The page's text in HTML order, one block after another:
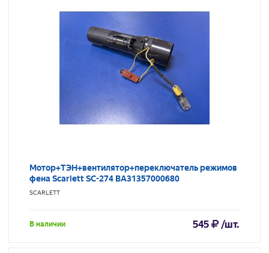
Мотор+ТЭН+вентилятор+переключатель режимов
фена Scarlett SC-274 BA31357000680
SCARLETT
В наличии 545 /шт.